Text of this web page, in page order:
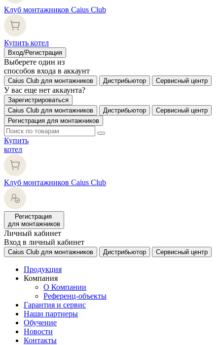
Клуб монтажников Caius Club
Купить котел
Вход/Регистрация
Выберете один из
способов входа в аккаунт
Caius Club для монтажников Дистрибьютор Сервисный центр
У вас еще нет аккаунта?
Зарегистрироваться
Caius Club для монтажников
Дистрибьютор
Сервисный центр
Регистрация для монтажников
Купить
котел
Клуб монтажников Caius Club
Регистрация
для монтажников
Личный кабинет
Вход в личный кабинет
Caius Club для монтажников Дистрибьютор Сервисный центр
Продукция
Компания
О Компании
Референц-объекты
Гарантия и сервис
Наши партнеры
Обучение
Новости
Контакты